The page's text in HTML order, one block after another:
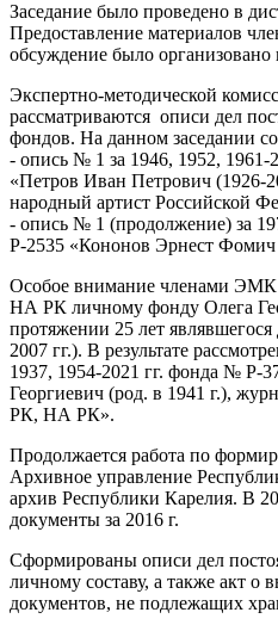
Заседание было проведено в
Предоставление материалов
обсуждение было организовано
Экспертно-методической
рассматриваются описи дел
фондов. На данном заседании
- опись № 1 за 1946, 1952,
«Петров Иван Петрович (1926-
народный артист Российской
- опись № 1 (продолжение) за
Р-2535 «Кононов Эрнест Фомич
Особое внимание членами ЭМК
НА РК личному фонду Олега
протяжении 25 лет
2007 гг.). В результате
1937, 1954-2021 гг. фонда № Р-
Георгиевич (род. в 1941 г.),
РК, НА РК».
Продолжается работа по
Архивное управление
архив Республики Карелия. В
документы за 2016 г.
Сформированы описи дел
личному составу, а также акт
документов, не подлежащих